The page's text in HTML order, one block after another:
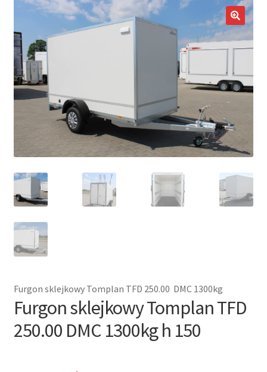
Nowości
Promocje
Kontakt
🔍
Furgon sklejkowy Tomplan TFD 250.00 DMC 1300kg
Furgon sklejkowy Tomplan TFD
250.00 DMC 1300kg h 150